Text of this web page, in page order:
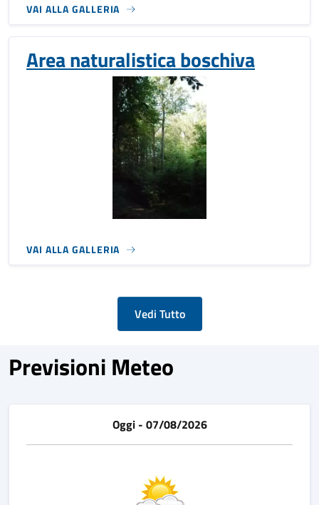
VAI ALLA GALLERIA
Area naturalistica boschiva
VAI ALLA GALLERIA
Vedi Tutto
Previsioni Meteo
Oggi - 07/08/2026